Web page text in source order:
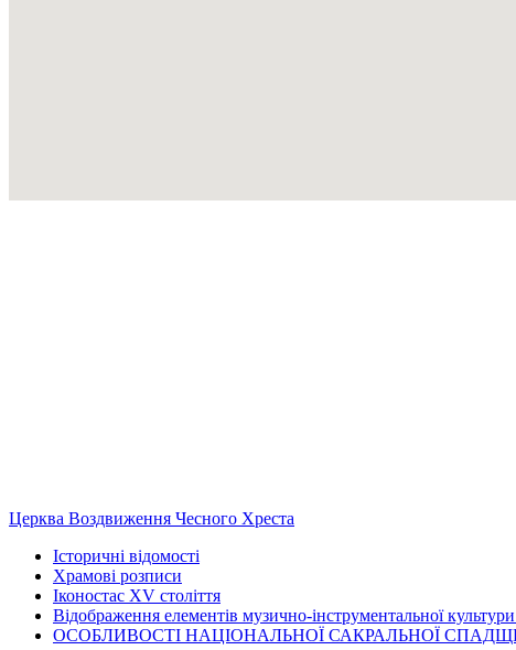
Церква Воздвиження Чесного Хреста
Історичні відомості
Храмові розписи
Іконостас XV століття
Відображення елементів музично-інструментальної
ОСОБЛИВОСТІ НАЦІОНАЛЬНОЇ САКРАЛЬНОЇ